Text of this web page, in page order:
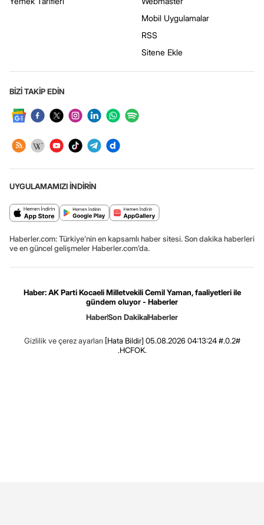
Mobil Uygulamalar
RSS
Sitene Ekle
BİZİ TAKİP EDİN
UYGULAMAMIZI İNDİRİN
Haberler.com: Türkiye’nin en kapsamlı haber sitesi. Son dakika haberleri
ve en güncel gelişmeler Haberler.com’da.
Haber: AK Parti Kocaeli Milletvekili Cemil Yaman, faaliyetleri ile
gündem oluyor - Haberler
HaberSon DakikaHaberler
Gizlilik ve çerez ayarları [Hata Bildir] 05.08.2026 04:13:24 #.0.2#
.HCFOK.